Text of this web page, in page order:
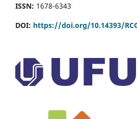
ISSN: 1678-6343
DOI: https://doi.org/10.14393/